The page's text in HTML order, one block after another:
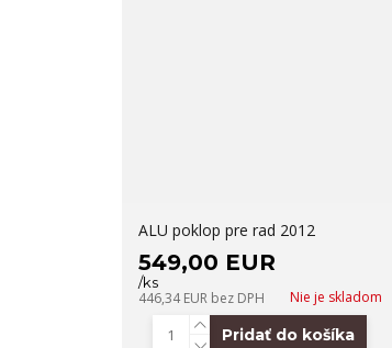
ALU poklop pre rad 2012
549,00 EUR
/ks
446,34 EUR bez DPH Nie je skladom
Pridať do košíka